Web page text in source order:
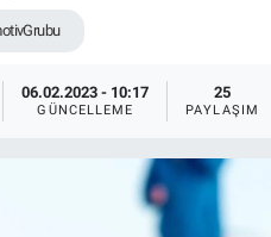
06.02.2023 - 10:17
GÜNCELLEME
25
PAYLAŞIM